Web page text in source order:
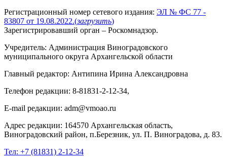
Регистрационный номер сетевого издания: ЭЛ № ФС 77 -
83807 от 19.08.2022.(загрузить)
Зарегистрировавший орган – Роскомнадзор.
Учредитель: Администрация Виноградовского
муниципального округа Архангельской области
Главный редактор: Антипина Ирина Александровна
Телефон редакции: 8-81831-2-12-34,
E-mail редакции: adm@vmoao.ru
Адрес редакции: 164570 Архангельская область,
Виноградовский район, п.Березник, ул. П. Виноградова, д. 83.
Тел: +7 (81831) 2-12-34